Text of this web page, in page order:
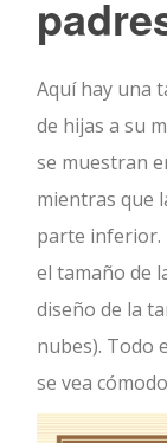
Aquí hay una
de hijas a su
se muestran
mientras que
parte inferior.
el tamaño de
diseño de la
nubes). Todo
se vea